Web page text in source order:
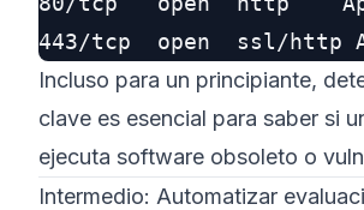
Incluso para un principiante,
clave es esencial para saber si
ejecuta software obsoleto o
Intermedio: Automatizar